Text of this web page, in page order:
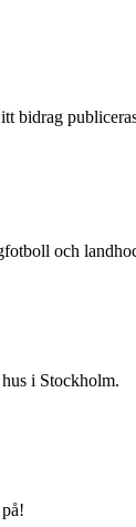
bidrag
och
i Stockholm.